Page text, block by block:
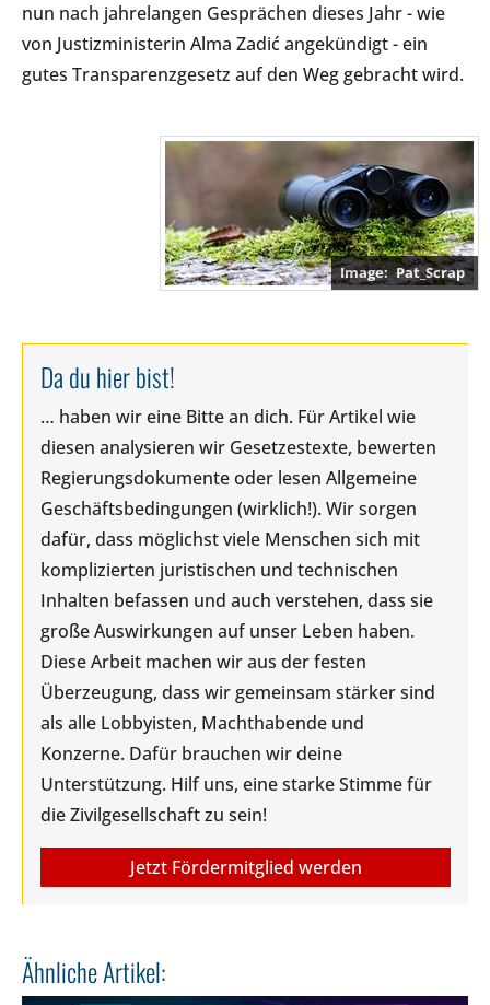
nun nach jahrelangen Gesprächen dieses Jahr - wie
von Justizministerin Alma Zadić angekündigt - ein
gutes Transparenzgesetz auf den Weg gebracht wird.
Pat_Scrap
Da du hier bist!
… haben wir eine Bitte an dich. Für Artikel wie
diesen analysieren wir Gesetzestexte, bewerten
Regierungsdokumente oder lesen Allgemeine
Geschäftsbedingungen (wirklich!). Wir sorgen
dafür, dass möglichst viele Menschen sich mit
komplizierten juristischen und technischen
Inhalten befassen und auch verstehen, dass sie
große Auswirkungen auf unser Leben haben.
Diese Arbeit machen wir aus der festen
Überzeugung, dass wir gemeinsam stärker sind
als alle Lobbyisten, Machthabende und
Konzerne. Dafür brauchen wir deine
Unterstützung. Hilf uns, eine starke Stimme für
die Zivilgesellschaft zu sein!
Jetzt Fördermitglied werden
Ähnliche Artikel: